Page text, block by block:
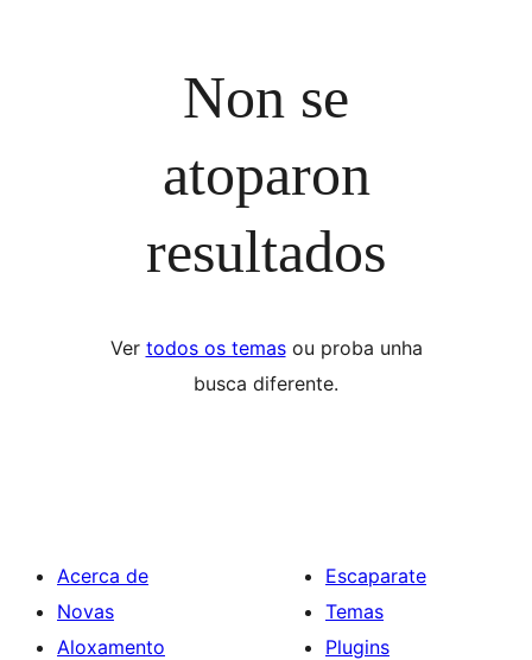
Non se
atoparon
resultados
Ver todos os temasou proba unha
busca diferente.
Acerca de
Novas
Aloxamento
Escaparate
Temas
Plugins